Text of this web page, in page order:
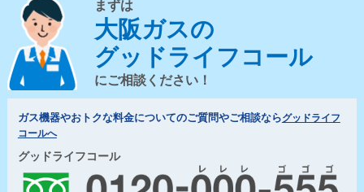
まずは
大阪ガスの
グッドライフコール
にご相談ください！
ガス機器やおトクな料金についてのご質問やご相談ならグッドライフ
コールへ
グッドライフコール